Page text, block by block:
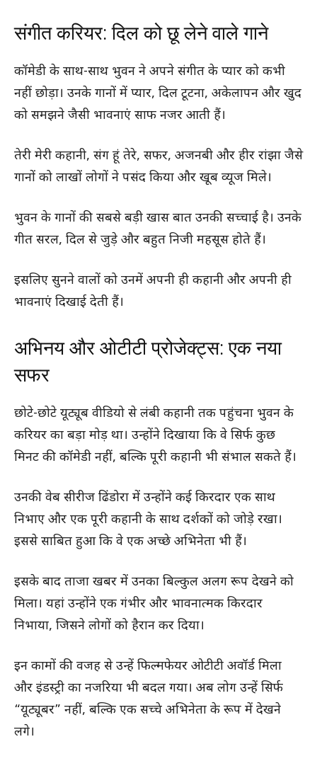
संगीत करियर: दिल को छू लेने वाले गाने
कॉमेडी के साथ-साथ भुवन ने अपने संगीत के प्यार को कभी
नहीं छोड़ा। उनके गानों में प्यार, दिल टूटना, अकेलापन और खुद
को समझने जैसी भावनाएं साफ नजर आती हैं।
तेरी मेरी कहानी, संग हूं तेरे, सफर, अजनबी और हीर रांझा जैसे
गानों को लाखों लोगों ने पसंद किया और खूब व्यूज मिले।
भुवन के गानों की सबसे बड़ी खास बात उनकी सच्चाई है। उनके
गीत सरल, दिल से जुड़े और बहुत निजी महसूस होते हैं।
इसलिए सुनने वालों को उनमें अपनी ही कहानी और अपनी ही
भावनाएं दिखाई देती हैं।
अभिनय और ओटीटी प्रोजेक्ट्स: एक नया
सफर
छोटे-छोटे यूट्यूब वीडियो से लंबी कहानी तक पहुंचना भुवन के
करियर का बड़ा मोड़ था। उन्होंने दिखाया कि वे सिर्फ कुछ
मिनट की कॉमेडी नहीं, बल्कि पूरी कहानी भी संभाल सकते हैं।
उनकी वेब सीरीज ढिंडोरा में उन्होंने कई किरदार एक साथ
निभाए और एक पूरी कहानी के साथ दर्शकों को जोड़े रखा।
इससे साबित हुआ कि वे एक अच्छे अभिनेता भी हैं।
इसके बाद ताजा खबर में उनका बिल्कुल अलग रूप देखने को
मिला। यहां उन्होंने एक गंभीर और भावनात्मक किरदार
निभाया, जिसने लोगों को हैरान कर दिया।
इन कामों की वजह से उन्हें फिल्मफेयर ओटीटी अवॉर्ड मिला
और इंडस्ट्री का नजरिया भी बदल गया। अब लोग उन्हें सिर्फ
“यूट्यूबर” नहीं, बल्कि एक सच्चे अभिनेता के रूप में देखने
लगे।